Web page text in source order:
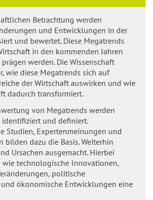
Betrachtung werden
und Entwicklungen in der
und bewertet. Diese Megatrends
in den kommenden Jahren
werden. Die Wissenschaft
wie diese Megatrends sich auf
der Wirtschaft auswirken und wie
dadurch transformiert.
von Megatrends werden
identifiziert und definiert.
Studien, Expertenmeinungen und
bilden dazu die Basis. Weiterhin
Ursachen ausgemacht. Hierbei
wie technologische Innovationen,
politische
ökonomische Entwicklungen eine